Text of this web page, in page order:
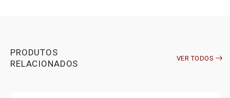
d
d
PRODUTOS
RELACIONADOS
VER TODOS